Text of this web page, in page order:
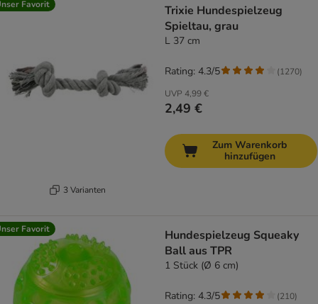
Favorit
3 Varianten
Trixie Hundespielzeug
Spieltau, grau
L 37 cm
UVP 4,99 €
2,49 €
Rating: 4.3/5 (1270)
Zum Warenkorb
hinzufügen
Favorit
Hundespielzeug Squeaky
Ball aus TPR
1 Stück (Ø 6 cm)
Rating: 4.3/5 (210)